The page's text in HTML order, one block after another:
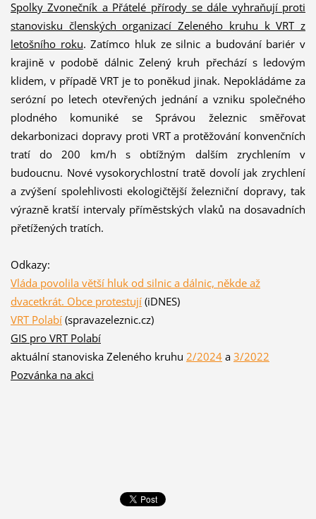
Spolky Zvonečník a Přátelé přírody se dále vyhraňují proti
stanovisku členských organizací Zeleného kruhu k VRT z
letošního roku. Zatímco hluk ze silnic a budování bariér v
krajině v podobě dálnic Zelený kruh přechází s ledovým
klidem, v případě VRT je to poněkud jinak. Nepokládáme za
serózní po letech otevřených jednání a vzniku společného
plodného komuniké se Správou železnic směřovat
dekarbonizaci dopravy proti VRT a protěžování konvenčních
tratí do 200 km/h s obtížným dalším zrychlením v
budoucnu. Nové vysokorychlostní tratě dovolí jak zrychlení
a zvýšení spolehlivosti ekologičtější železniční dopravy, tak
výrazně kratší intervaly příměstských vlaků na dosavadních
přetížených tratích.
Odkazy:
Vláda povolila větší hluk od silnic a dálnic, někde až
dvacetkrát. Obce protestují(iDNES)
VRT Polabí(spravazeleznic.cz)
GIS pro VRT Polabí
aktuální stanoviska Zeleného kruhu 2/2024a 3/2022
Pozvánka na akci